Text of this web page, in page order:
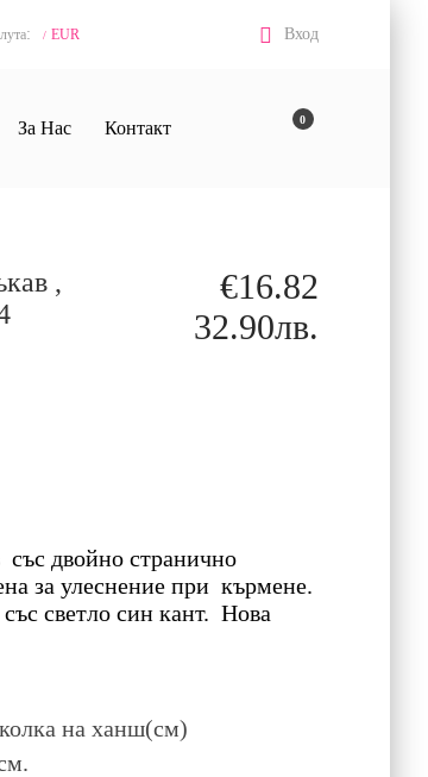
: / EUR Вход
0
За Нас Контакт
,
€16.82
32.90лв.
двойно странично
за улеснение при кърмене.
светло син кант. Нова
на ханш(см)